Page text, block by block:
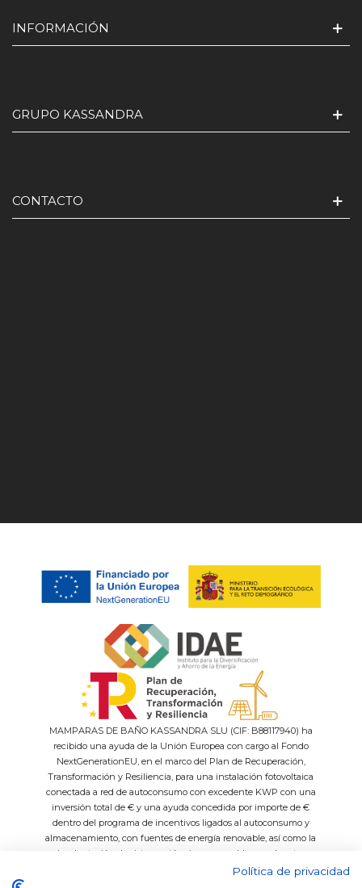
INFORMACIÓN
GRUPO KASSANDRA
CONTACTO
MAMPARAS DE BAÑO KASSANDRA SLU (CIF: B88117940) ha
recibido una ayuda de la Unión Europea con cargo al Fondo
NextGenerationEU, en el marco del Plan de Recuperación,
Transformación y Resiliencia, para una instalación fotovoltaica
conectada a red de autoconsumo con excedente KWP con una
inversión total de € y una ayuda concedida por importe de €
dentro del programa de incentivos ligados al autoconsumo y
almacenamiento, con fuentes de energía renovable, así como la
implantación de sistemas térmicos renovables en el sector
residencial del Ministerio para la Transición Ecológica y el Reto
Política de privacidad